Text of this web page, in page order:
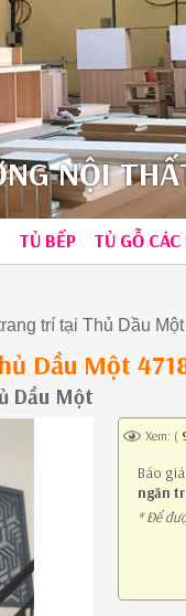
NỘI
TỦ BẾP TỦ GỖ
trí tại Thủ Dầu
Dầu Một
Dầu Một
Xem: (
Báo giá
ngăn
* Để